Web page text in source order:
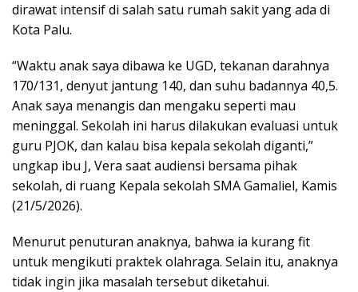
dirawat intensif di salah satu rumah sakit yang ada di
Kota Palu.
“Waktu anak saya dibawa ke UGD, tekanan darahnya
170/131, denyut jantung 140, dan suhu badannya 40,5.
Anak saya menangis dan mengaku seperti mau
meninggal. Sekolah ini harus dilakukan evaluasi untuk
guru PJOK, dan kalau bisa kepala sekolah diganti,”
ungkap ibu J, Vera saat audiensi bersama pihak
sekolah, di ruang Kepala sekolah SMA Gamaliel, Kamis
(21/5/2026).
Menurut penuturan anaknya, bahwa ia kurang fit
untuk mengikuti praktek olahraga. Selain itu, anaknya
tidak ingin jika masalah tersebut diketahui.